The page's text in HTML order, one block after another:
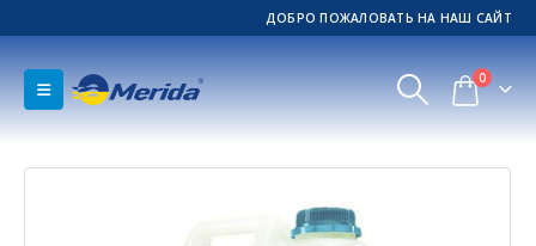
ДОБРО ПОЖАЛОВАТЬ НА НАШ САЙТ
0